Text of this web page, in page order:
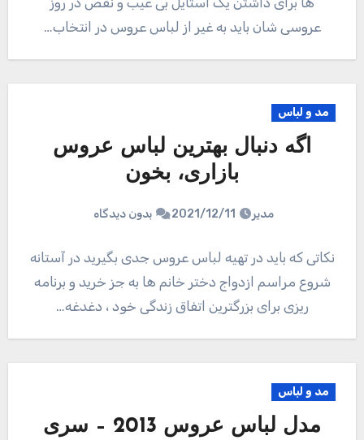
عروسی شان باید به غیر از لباس عروس در انتخاب…
مد و لباس
اگه دنبال بهترین لباس عروس
بازاری، بخون
مدیر 2021/12/11 بدون دیدگاه
نکاتی که باید در تهیه لباس عروس جدی بگیرید در آستانه
شروع مراسم ازدواج دختر خانم ها به جز خرید و برنامه
ریزی برای بزرگترین اتفاق زندگی خود ، دغدغه…
مد و لباس
مدل لباس عروس 2013 – سری